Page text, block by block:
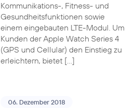
Kommunikations-, Fitness- und
Gesundheitsfunktionen sowie
einem eingebauten LTE-Modul. Um
Kunden der Apple Watch Series 4
(GPS und Cellular) den Einstieg zu
erleichtern, bietet […]
06. Dezember 2018